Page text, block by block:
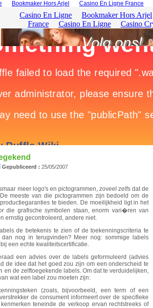
Bookmaker Hors Arjel Casino En Ligne France
Gepubliceerd : 25/05/2007
meer logo's en pictogrammen, zoveel zelfs dat de
meeste van die pictogrammen zijn bedoeld om de
te bieden. De moeilijkheid ligt in het
die grafische symbolen staan, enorm vari�ren van
ernstig gecontroleerd, andere niet.
de betekenis te zien of de toekenningscriteria te
nog in terugvinden? Meer nog: sommige labels
een echte kwaliteitscertificatie.
een advies over de labels geformuleerd (advies
de idee dat het goed zou zijn om een onderscheid te
en de zelftoegekende labels. Om dat te verduidelijken,
wat een label zou moeten zijn:
(zoals, bijvoorbeeld, een term of een
de consument informeert over de specifieke
teneinde de verkoop ervan rechtstreeks of